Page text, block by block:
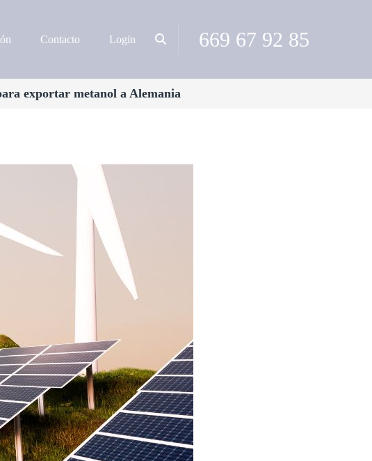
Contacto Login 669 67 92 85
exportar metanol a Alemania